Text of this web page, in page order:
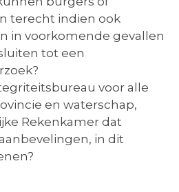
terecht indien ook
in voorkomende gevallen
tot een
voor alle
en waterschap,
Rekenkamer dat
in dit